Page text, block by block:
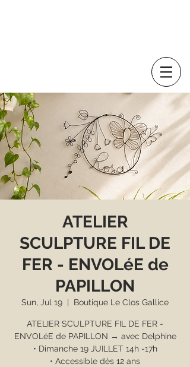
ATELIER
SCULPTURE FIL DE
FER - ENVOLéE de
PAPILLON
Sun, Jul 19 Boutique Le Clos Gallice
ATELIER SCULPTURE FIL DE FER -
ENVOLéE de PAPILLON → avec Delphine
• Dimanche 19 JUILLET 14h -17h
• Accessible dès 12 ans